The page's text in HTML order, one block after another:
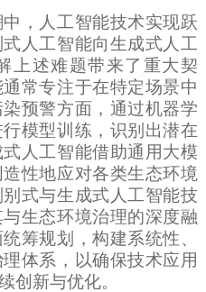
，人工智能技术实现跃
人工智能向生成式人工
上述难题带来了重大契
常专注于在特定场景中
预警方面，通过机器学
模型训练，识别出潜在
人工智能借助通用大模
性地应对各类生态环境
式与生成式人工智能技
生态环境治理的深度融
筹规划，构建系统性、
体系，以确保技术应用
创新与优化。